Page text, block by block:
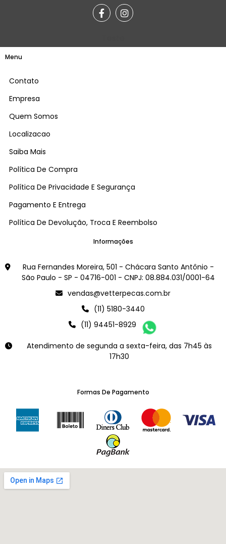
Menu
Contato
Empresa
Quem Somos
Localizacao
Saiba Mais
Política De Compra
Política De Privacidade E Segurança
Pagamento E Entrega
Política De Devolução, Troca E Reembolso
Informações
Rua Fernandes Moreira, 501 - Chácara Santo Antônio -
São Paulo - SP - 04716-001 - CNPJ: 08.884.031/0001-64
vendas@vetterpecas.com.br
(11) 5180-3440
(11) 94451-8929
Atendimento de segunda a sexta-feira, das 7h45 às
17h30
Formas De Pagamento